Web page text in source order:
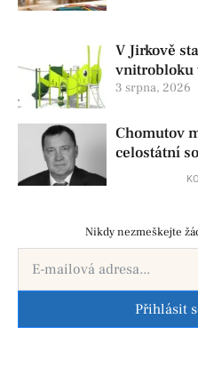
V Jirkově
vnitrobloku
3 srpna, 2026
Chomutov
celostátní
přesto
Nikdy nezmeškejte
Přihlásit